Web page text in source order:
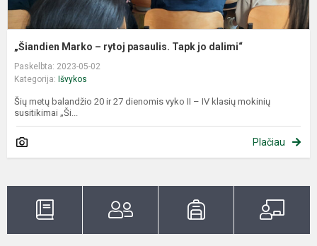
„Šiandien Marko – rytoj pasaulis. Tapk jo dalimi“
Paskelbta: 2023-05-02
Kategorija: Išvykos
Šių metų balandžio 20 ir 27 dienomis vyko II – IV klasių mokinių
susitikimai „Ši...
Plačiau